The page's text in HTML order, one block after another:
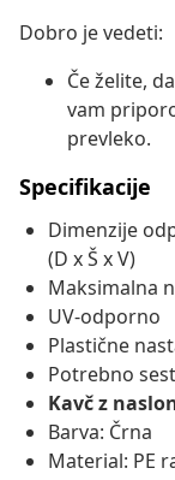
Dobro je vedeti:
Če želite,
vam
prevleko.
Specifikacije
Dimenzije
(D x Š x V)
Maksimalna
UV-odporno
Plastične
Potrebno
Kavč z
Barva: Črna
Material: PE